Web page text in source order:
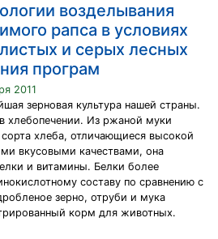
возделывания
рапса в условиях
и серых лесных
програм
2011
зерновая культура нашей страны.
хлебопечении. Из ржаной муки
хлеба, отличающиеся высокой
вкусовыми качествами, она
и витамины. Белки более
составу по сравнению с
зерно, отруби и мука
корм для животных.